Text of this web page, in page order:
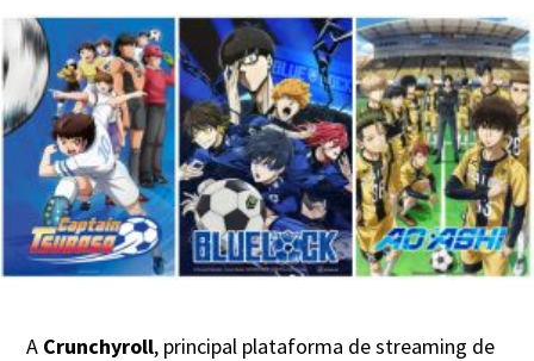
A Crunchyroll, principal plataforma de streaming de